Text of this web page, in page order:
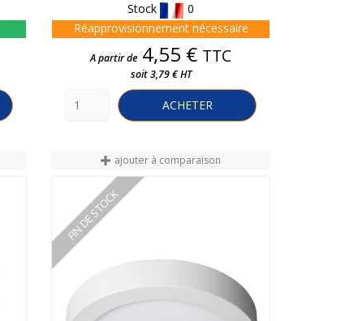
Stock
0
Réapprovisionnement nécessaire
Prix
A partir de 4,55 € TTC
soit 3,79 € HT
ACHETER
ajouter à comparaison
FIN DE STOCK